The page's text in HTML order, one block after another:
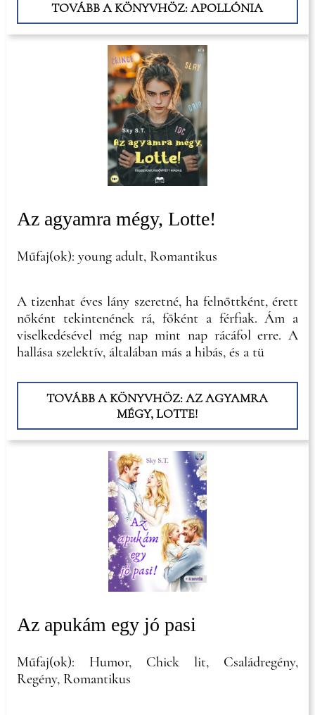
TOVÁBB A KÖNYVHÖZ: APOLLÓNIA
Az agyamra mégy, Lotte!
Műfaj(ok): young adult, Romantikus
A tizenhat éves lány szeretné, ha felnőttként, érett
nőként tekintenének rá, főként a férfiak. Ám a
viselkedésével még nap mint nap rácáfol erre. A
hallása szelektív, általában más a hibás, és a tü
TOVÁBB A KÖNYVHÖZ: AZ AGYAMRA
MÉGY, LOTTE!
Az apukám egy jó pasi
Műfaj(ok): Humor, Chick lit, Családregény,
Regény, Romantikus